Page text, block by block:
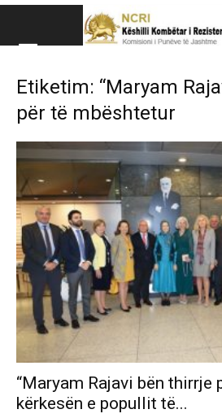
Këshillit
Këshillit Kombëtar të
Etiketim: “Maryam
për të mbështetur
“Maryam Rajavi bën thirrje
kërkesën e popullit të...